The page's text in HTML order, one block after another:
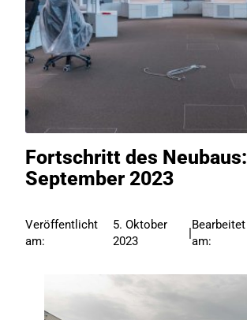
Fortschritt des Neubaus:
September 2023
Veröffentlicht
am:
5. Oktober
2023
|
Bearbeitet
am: